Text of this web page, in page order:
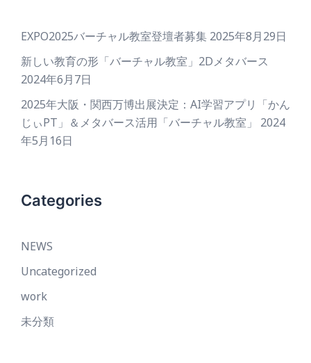
EXPO2025バーチャル教室登壇者募集 2025年8月29日
新しい教育の形「バーチャル教室」2Dメタバース
2024年6月7日
2025年大阪・関西万博出展決定：AI学習アプリ「かん
じぃPT」＆メタバース活用「バーチャル教室」
2024
年5月16日
Categories
NEWS
Uncategorized
work
未分類